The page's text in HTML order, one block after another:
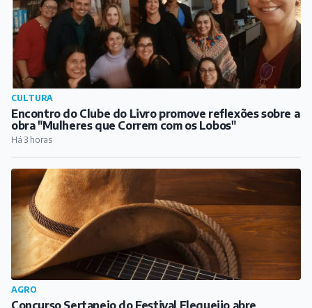
AGRO
Concurso Sertanejo do Festival Flequeijo abre
inscrições
Há 4 horas